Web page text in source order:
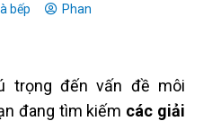
bếp
Phan
trọng đến vấn đề môi
đang tìm kiếm các giải